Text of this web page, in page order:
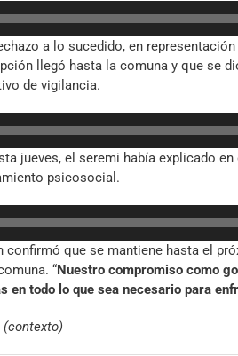
a lo sucedido, en
llegó hasta la comuna y que se
de vigilancia.
jueves, el seremi había explicado
psicosocial.
confirmó que se mantiene hasta el
“Nuestro compromiso como
en todo lo que sea necesario para
(contexto)